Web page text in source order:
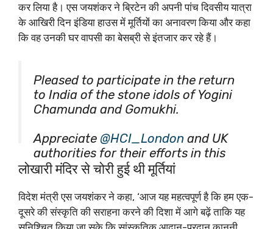
कर लिया है। एस जयशंकर ने ब्रिटेन की अपनी पांच दिवसीय यात्रा
के आखिरी दिन इंडिया हाउस में मूर्तियों का अनावरण किया और कहा
कि वह उनकी घर वापसी का बेसब्री से इंतजार कर रहे हैं।
Pleased to participate in the return
to India of the stone idols of Yogini
Chamunda and Gomukhi.
Appreciate @HCI_London and UK
authorities for their efforts in this
regard.
pic.twitter.com/GnShMfT1NG
— Dr. S. Jaishankar
लोखारी मंदिर से चोरी हुई थी मूर्तियां
विदेश मंत्री एस जयशंकर ने कहा, ‘आज यह महत्वपूर्ण है कि हम एक-
दूसरे की संस्कृति की सराहना करने की दिशा में आगे बढ़ें ताकि यह